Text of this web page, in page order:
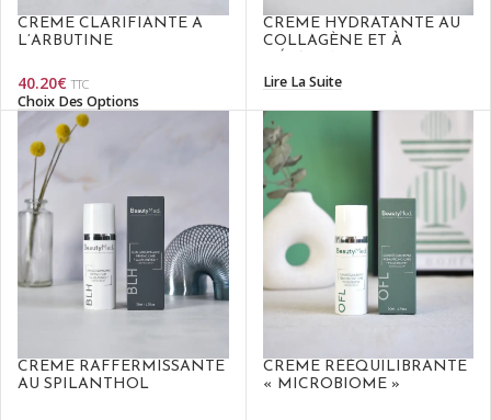
CRÈME CLARIFIANTE À
L’ARBUTINE
40.20€ TTC
Choix Des Options
CRÈME HYDRATANTE AU
COLLAGÈNE ET À
Lire La Suite
CRÈME RAFFERMISSANTE
AU SPILANTHOL
CRÈME RÉÉQUILIBRANTE
« MICROBIOME »